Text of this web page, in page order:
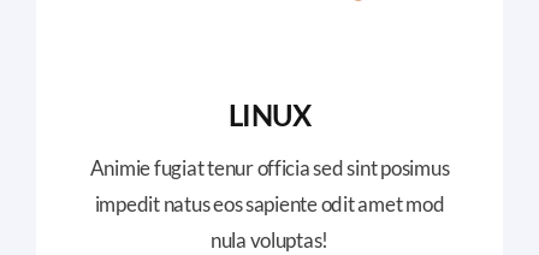
LINUX
Animie fugiat tenur officia sed sint posimus
impedit natus eos sapiente odit amet mod
nula voluptas!